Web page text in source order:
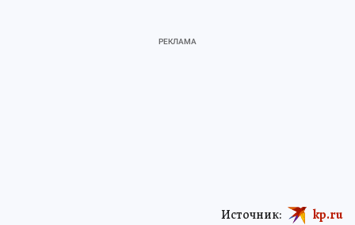
Источник: kp.ru